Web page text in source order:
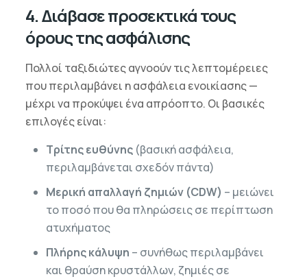
4. Διάβασε προσεκτικά τους
όρους της ασφάλισης
Πολλοί ταξιδιώτες αγνοούν τις λεπτομέρειες
που περιλαμβάνει η ασφάλεια ενοικίασης —
μέχρι να προκύψει ένα απρόοπτο. Οι βασικές
επιλογές είναι:
Τρίτης ευθύνης(βασική ασφάλεια,
περιλαμβάνεται σχεδόν πάντα)
Μερική απαλλαγή ζημιών (CDW) – μειώνει
το ποσό που θα πληρώσεις σε περίπτωση
ατυχήματος
Πλήρης κάλυψη – συνήθως περιλαμβάνει
και θραύση κρυστάλλων, ζημιές σε